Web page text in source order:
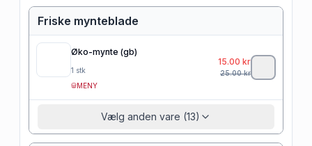
Friske mynteblade
Øko-mynte (gb)
1 stk
MENY
15.00 kr
25.00kr
Vælg anden vare (13)